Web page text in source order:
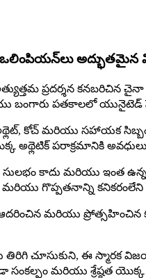
అద్భుతమైన
ప్రదర్శన
బంగారు పతకాలలో యునైటెడ్
కోచ్ మరియు సహాయక సిబ్బంది
పరాక్రమానికి
సులభం కాదు మరియు ఇంత
గొప్పతనాన్ని కనికరంలేని
మరియు ప్రోత్సహించిన
చూసుకుని, ఈ స్మారక
మరియు శ్రేష్ఠత యొక్క